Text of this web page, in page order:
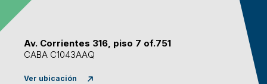
Av. Corrientes 316, piso 7 of.751
CABA C1043AAQ
Ver ubicación